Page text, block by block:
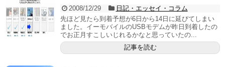
2008/12/29
日記・エッセイ・コラム
先ほど見たら到着予想が6日から14日に延びてしまい
ました。イーモバイルのUSBモデムが昨日到着したの
でお正月すこしいじれるかなと思っていたの...
記事を読む